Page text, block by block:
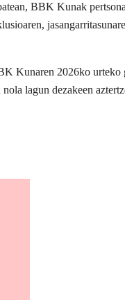
BBK Kunak
Kunaren 2026ko urteko
lagun dezakeen